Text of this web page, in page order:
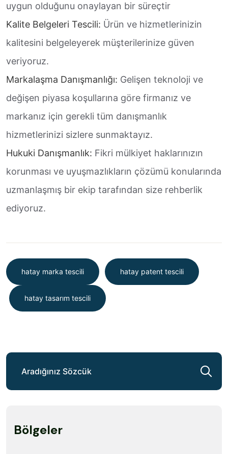
uygun olduğunu onaylayan bir süreçtir
Kalite Belgeleri Tescili: Ürün ve hizmetlerinizin
kalitesini belgeleyerek müşterilerinize güven
veriyoruz.
Markalaşma Danışmanlığı: Gelişen teknoloji ve
değişen piyasa koşullarına göre firmanız ve
markanız için gerekli tüm danışmanlık
hizmetlerinizi sizlere sunmaktayız.
Hukuki Danışmanlık: Fikri mülkiyet haklarınızın
korunması ve uyuşmazlıkların çözümü konularında
uzmanlaşmış bir ekip tarafından size rehberlik
ediyoruz.
hatay marka tescili hatay patent tescili
hatay tasarım tescili
Bölgeler